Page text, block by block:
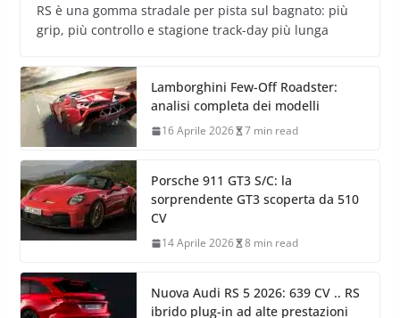
RS è una gomma stradale per pista sul bagnato: più
grip, più controllo e stagione track-day più lunga
Lamborghini Few-Off Roadster:
analisi completa dei modelli
16 Aprile 2026 7 min read
Porsche 911 GT3 S/C: la
sorprendente GT3 scoperta da 510
CV
14 Aprile 2026 8 min read
Nuova Audi RS 5 2026: 639 CV .. RS
ibrido plug-in ad alte prestazioni